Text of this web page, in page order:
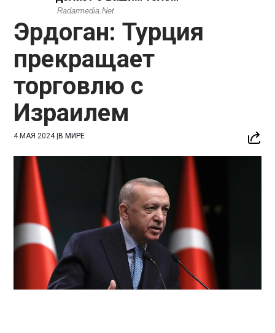
Эрдоган: Турция
прекращает
торговлю с
Израилем
4 МАЯ 2024|В МИРЕ